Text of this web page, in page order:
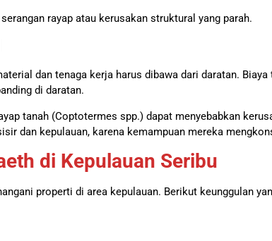
rayap atau kerusakan struktural yang parah.
dan tenaga kerja harus dibawa dari daratan.
di daratan.
tanah (Coptotermes spp.) dapat menyebabkan
dan kepulauan, karena kemampuan mereka
di Kepulauan Seribu
properti di area kepulauan. Berikut keunggulan